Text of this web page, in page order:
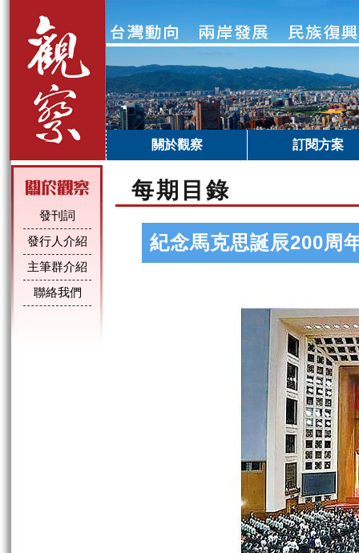
關於觀察 訂閱方案
發刊詞
發行人介紹
主筆群介紹
聯絡我們
每期目錄
紀念馬克思誕辰200周